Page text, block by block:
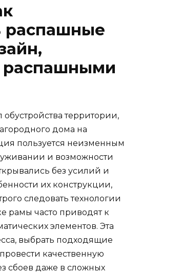
распашные
распашными
территории,
дома на
пользуется неизменным
и возможности
без усилий и
их конструкции,
следовать технологии
рамы часто приводят к
элементов. Эта
выбрать подходящие
качественную
сбоев даже в сложных